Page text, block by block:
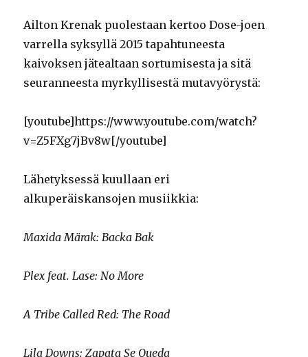
Ailton Krenak puolestaan kertoo Dose-joen
varrella syksyllä 2015 tapahtuneesta
kaivoksen jätealtaan sortumisesta ja sitä
seuranneesta myrkyllisestä mutavyörystä:
[youtube]https://www.youtube.com/watch?
v=Z5FXg7jBv8w[/youtube]
Lähetyksessä kuullaan eri
alkuperäiskansojen musiikkia:
Maxida Märak: Backa Bak
Plex feat. Lase: No More
A Tribe Called Red: The Road
Lila Downs: Zapata Se Queda